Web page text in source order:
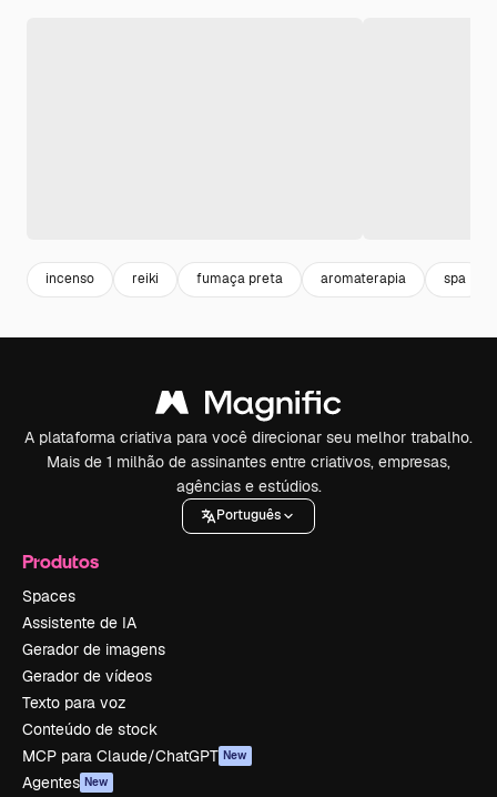
incenso reiki fumaça preta aromaterapia spa
A plataforma criativa para você direcionar seu melhor trabalho.
Mais de 1 milhão de assinantes entre criativos, empresas,
agências e estúdios.
Português
Produtos
Spaces
Assistente de IA
Gerador de imagens
Gerador de vídeos
Texto para voz
Conteúdo de stock
MCP para Claude/ChatGPT New
Agentes New